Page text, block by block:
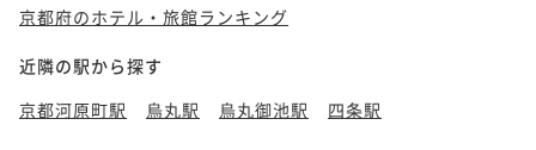
京都府のホテル・旅館ランキング
近隣の駅から探す
京都河原町駅
烏丸駅 烏丸御池駅 四条駅